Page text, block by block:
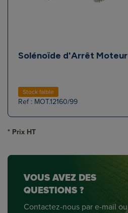
Solénoïde d'Arrêt Moteur
Stock faible
Ref : MOT.12160/99
* Prix HT
VOUS AVEZ DES
QUESTIONS ?
Contactez-nous par e-mail ou